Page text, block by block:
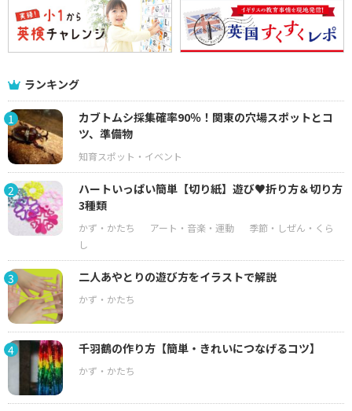
ランキング
1
カブトムシ採集確率90％！関東の穴場スポットとコ
ツ、準備物
2
ハートいっぱい簡単【切り紙】遊び♥折り方＆切り方
3種類
3 二人あやとりの遊び方をイラストで解説
4 千羽鶴の作り方【簡単・きれいにつなげるコツ】